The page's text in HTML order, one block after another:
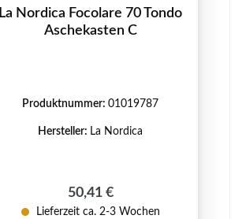
La Nordica Focolare 70 Tondo
Aschekasten C
Produktnummer:01019787
Hersteller: La Nordica
Regulärer Preis:
50,41 €
Lieferzeit ca. 2-3 Wochen